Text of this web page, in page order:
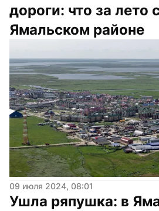
дороги: что за лето
Ямальском районе
09 июля 2024, 08:01
Ушла ряпушка: в